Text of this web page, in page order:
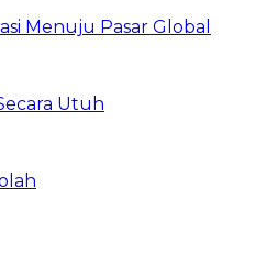
Menuju Pasar Global
Utuh